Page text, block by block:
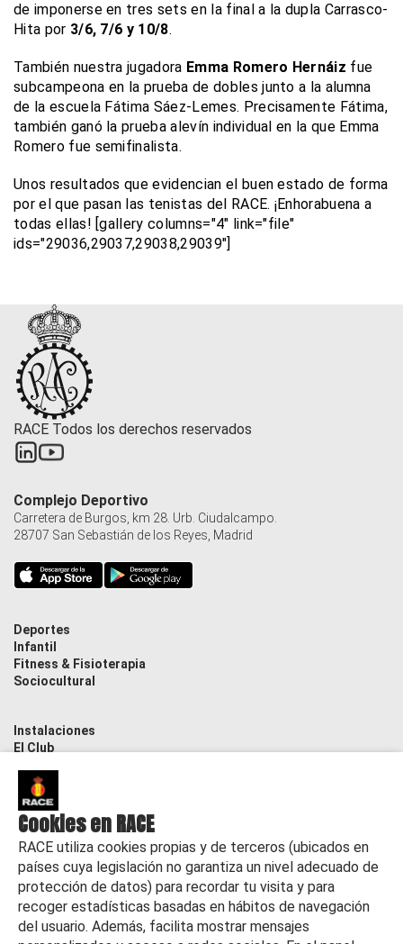
Cookies en RACE
RACE utiliza cookies propias y de terceros (ubicados en
países cuya legislación no garantiza un nivel adecuado de
protección de datos) para recordar tu visita y para
recoger estadísticas basadas en hábitos de navegación
del usuario. Además, facilita mostrar mensajes
de imponerse en tres sets en la final a la dupla Carrasco-
Hita por 3/6, 7/6 y 10/8.
También nuestra jugadora Emma Romero Hernáiz fue
subcampeona en la prueba de dobles junto a la alumna
de la escuela Fátima Sáez-Lemes. Precisamente Fátima,
también ganó la prueba alevín individual en la que Emma
Romero fue semifinalista.
Unos resultados que evidencian el buen estado de forma
por el que pasan las tenistas del RACE. ¡Enhorabuena a
todas ellas! [gallery columns="4" link="file"
ids="29036,29037,29038,29039"]
RACE Todos los derechos reservados
Deportes
Infantil
Fitness & Fisioterapia
Sociocultural
Instalaciones
El Club
Actualidad
Complejo Deportivo
Carretera de Burgos, km 28. Urb. Ciudalcampo.
28707 San Sebastián de los Reyes, Madrid